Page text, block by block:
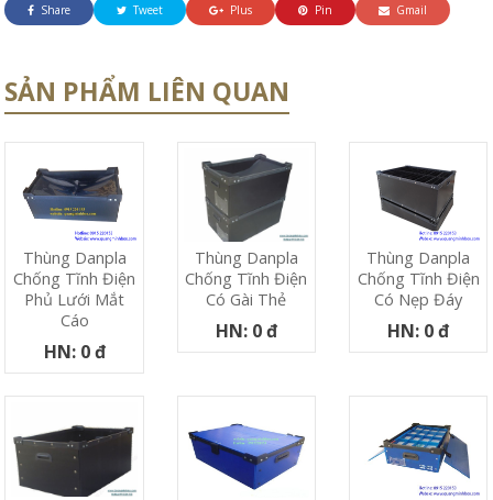
Share Tweet Plus Pin Gmail
SẢN PHẨM LIÊN QUAN
Thùng Danpla
Chống Tĩnh Điện
Phủ Lưới Mắt
Cáo
HN: 0 đ
Thùng Danpla
Chống Tĩnh Điện
Có Gài Thẻ
HN: 0 đ
Thùng Danpla
Chống Tĩnh Điện
Có Nẹp Đáy
HN: 0 đ